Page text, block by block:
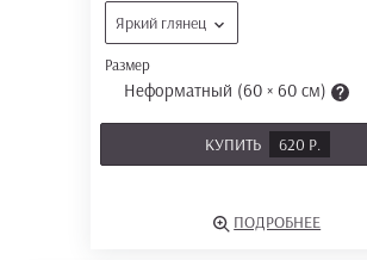
Яркий глянец
Размер
Неформатный (60 × 60 см)
КУПИТЬ 620 Р.
ПОДРОБНЕЕ